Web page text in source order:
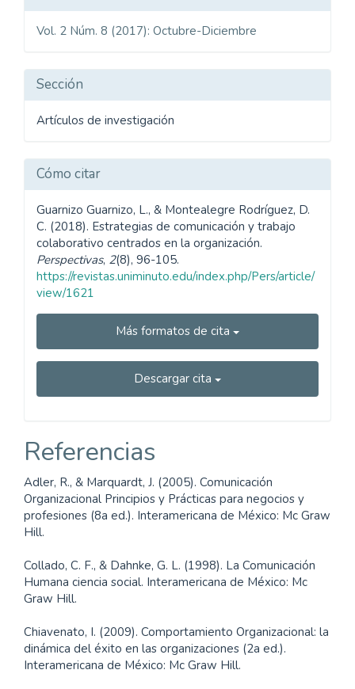
del
Vol. 2 Núm. 8 (2017): Octubre-Diciembre
Sección
Artículos de investigación
Cómo citar
Guarnizo Guarnizo, L., & Montealegre Rodríguez, D.
C. (2018). Estrategias de comunicación y trabajo
colaborativo centrados en la organización.
Perspectivas, 2(8), 96-105.
https://revistas.uniminuto.edu/index.php/Pers/article/
view/1621
Más formatos de cita
Descargar cita
Referencias
Adler, R., & Marquardt, J. (2005). Comunicación
Organizacional Principios y Prácticas para negocios y
profesiones (8a ed.). Interamericana de México: Mc Graw
Hill.
Collado, C. F., & Dahnke, G. L. (1998). La Comunicación
Humana ciencia social. Interamericana de México: Mc
Graw Hill.
Chiavenato, I. (2009). Comportamiento Organizacional: la
dinámica del éxito en las organizaciones (2a ed.).
Interamericana de México: Mc Graw Hill.